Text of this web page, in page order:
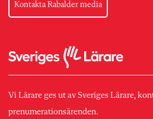
Kontakta Rabalder media
Vi Lärare ges ut av Sveriges Lärare,
prenumerationsärenden.